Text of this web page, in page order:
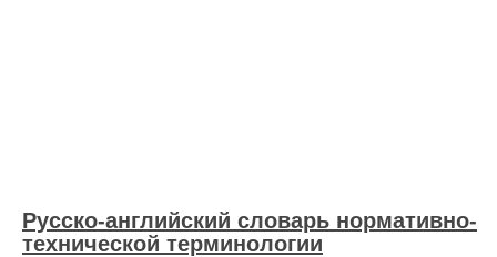
Русско-английский словарь нормативно-
технической терминологии